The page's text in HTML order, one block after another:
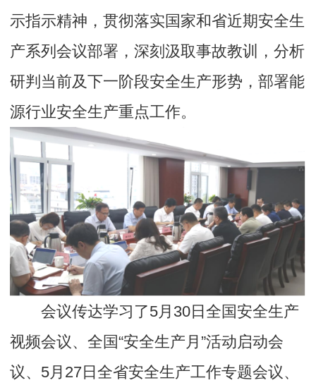
示指示精神，贯彻落实国家和省近期安全生
产系列会议部署，深刻汲取事故教训，分析
研判当前及下一阶段安全生产形势，部署能
源行业安全生产重点工作。
会议传达学习了5月30日全国安全生产
视频会议、全国“安全生产月”活动启动会
议、5月27日全省安全生产工作专题会议、